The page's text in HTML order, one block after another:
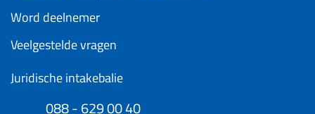
Word deelnemer
Veelgestelde vragen
Juridische intakebalie
088 - 629 00 40